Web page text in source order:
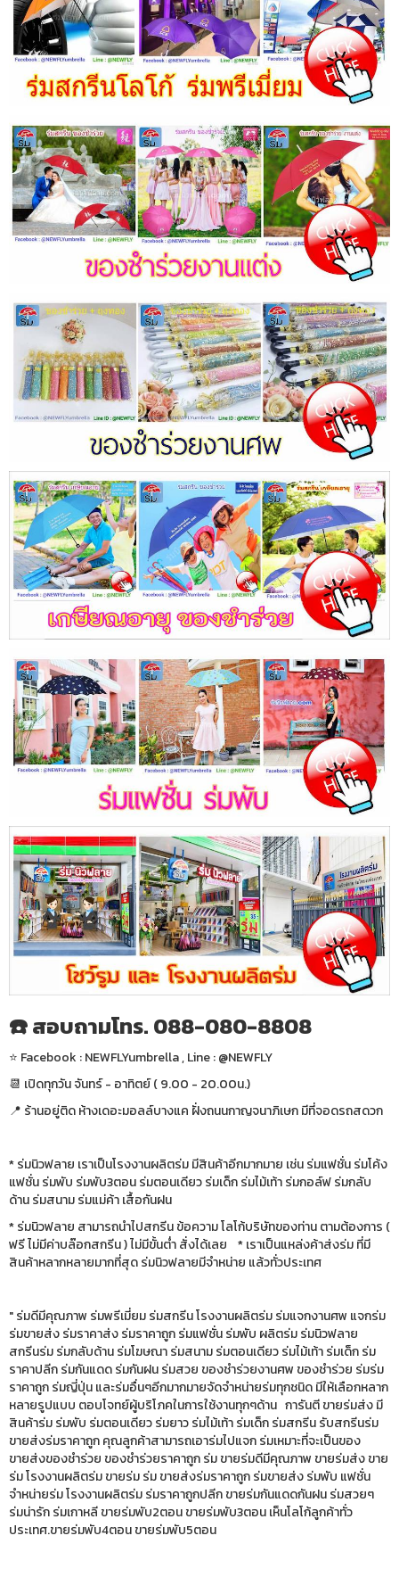
☎️ สอบถามโทร. 088-080-8808
⭐️ Facebook : NEWFLYumbrella , Line : @NEWFLY
📆 เปิดทุกวัน จันทร์ - อาทิตย์ ( 9.00 - 20.00น.)
📍 ร้านอยู่ติด ห้างเดอะมอลล์บางแค ฝั่งถนนกาญจนาภิเษก มีที่จอดรถสดวก
* ร่มนิวฟลาย เราเป็นโรงงานผลิตร่ม มีสินค้าอีกมากมาย เช่น ร่มแฟชั่น ร่มโค้ง
แฟชั่น ร่มพับ ร่มพับ3ตอน ร่มตอนเดียว ร่มเด็ก ร่มไม้เท้า ร่มกอล์ฟ ร่มกลับ
ด้าน ร่มสนาม ร่มแม่ค้า เสื้อกันฝน
* ร่มนิวฟลาย สามารถนำไปสกรีน ข้อความ โลโก้บริษัทของท่าน ตามต้องการ (
ฟรี ไม่มีค่าบล๊อกสกรีน ) ไม่มีขั้นต่ำ สั่งได้เลย * เราเป็นแหล่งค้าส่งร่ม ที่มี
สินค้าหลากหลายมากที่สุด ร่มนิวฟลายมีจำหน่าย แล้วทั่วประเทศ
" ร่มดีมีคุณภาพ ร่มพรีเมี่ยม ร่มสกรีน โรงงานผลิตร่ม ร่มแจกงานศพ แจกร่ม
ร่มขายส่ง ร่มราคาส่ง ร่มราคาถูก ร่มแฟชั่น ร่มพับ ผลิตร่ม ร่มนิวฟลาย
สกรีนร่ม ร่มกลับด้าน ร่มโฆษณา ร่มสนาม ร่มตอนเดียว ร่มไม้เท้า ร่มเด็ก ร่ม
ราคาปลีก ร่มกันแดด ร่มกันฝน ร่มสวย ของชำร่วยงานศพ ของชำร่วย ร่มร่ม
ราคาถูก ร่มญี่ปุ่น และร่มอื่นๆอีกมากมายจัดจำหน่ายร่มทุกชนิด มีให้เลือกหลาก
หลายรูปแบบ ตอบโจทย์ผู้บริโภคในการใช้งานทุกๆด้าน การันตี ขายร่มส่ง มี
สินค้าร่ม ร่มพับ ร่มตอนเดียว ร่มยาว ร่มไม้เท้า ร่มเด็ก ร่มสกรีน รับสกรีนร่ม
ขายส่งร่มราคาถูก คุณลูกค้าสามารถเอาร่มไปแจก ร่มเหมาะที่จะเป็นของ
ขายส่งของชำร่วย ของชำร่วยราคาถูก ร่ม ขายร่มดีมีคุณภาพ ขายร่มส่ง ขาย
ร่ม โรงงานผลิตร่ม ขายร่ม ร่ม ขายส่งร่มราคาถูก ร่มขายส่ง ร่มพับ แฟชั่น
จำหน่ายร่ม โรงงานผลิตร่ม ร่มราคาถูกปลีก ขายร่มกันแดดกันฝน ร่มสวยๆ
ร่มน่ารัก ร่มเกาหลี ขายร่มพับ2ตอน ขายร่มพับ3ตอน เห็นโลโก้ลูกค้าทั่ว
ประเทศ.ขายร่มพับ4ตอน ขายร่มพับ5ตอน